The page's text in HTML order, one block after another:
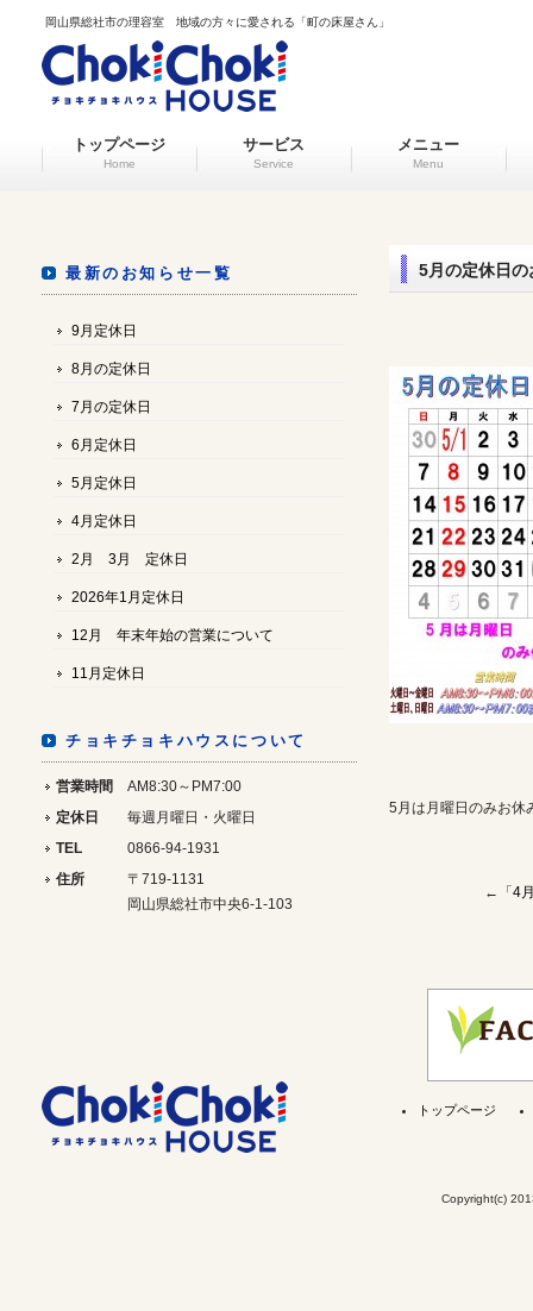
岡山県総社市の理容室 地域の方々に愛される「町の床屋さん」
トップページ
Home
サービス
Service
メニュー
Menu
5月の定休日の
5月は月曜日のみお休
←「 4
最新のお知らせ一覧
9月定休日
8月の定休日
7月の定休日
6月定休日
5月定休日
4月定休日
2月 3月 定休日
2026年1月定休日
12月 年末年始の営業について
11月定休日
チョキチョキハウスについて
営業時間
AM8:30～PM7:00
定休日
毎週月曜日・火曜日
TEL
0866-94-1931
住所
〒719-1131
岡山県総社市中央6-1-103
トップページ
Copyright(c)